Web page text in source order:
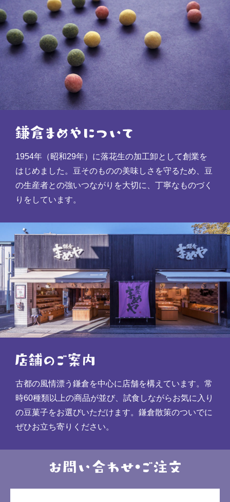
1954年（昭和29年）に落花生の加工卸として創業を
はじめました。豆そのものの美味しさを守るため、豆
の生産者との強いつながりを大切に、丁寧なものづく
りをしています。
古都の風情漂う鎌倉を中心に店舗を構えています。常
時60種類以上の商品が並び、試食しながらお気に入り
の豆菓子をお選びいただけます。鎌倉散策のついでに
ぜひお立ち寄りください。